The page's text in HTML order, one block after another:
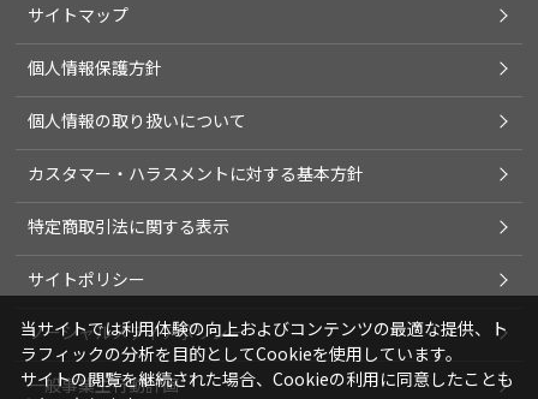
サイトマップ
個人情報保護方針
個人情報の取り扱いについて
カスタマー・ハラスメントに対する基本方針
特定商取引法に関する表示
サイトポリシー
ソーシャルメディアポリシー
一般事業主行動計画
当サイトでは利用体験の向上およびコンテンツの最適な提供、ト
ラフィックの分析を目的としてCookieを使用しています。
サイトの閲覧を継続された場合、Cookieの利用に同意したことも